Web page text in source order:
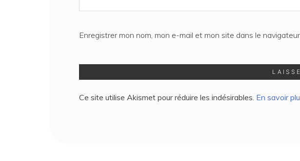
Enregistrer mon nom, mon e-mail et mon site dans le
Ce site utilise Akismet pour réduire les indésirables. En savoir